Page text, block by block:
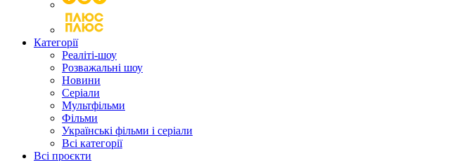
Категорії
Реаліті-шоу
Розважальні шоу
Новини
Серіали
Мультфільми
Фільми
Українські фільми і серіали
Всі категорії
Всі проєкти